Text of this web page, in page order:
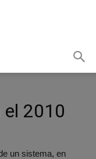
el 2010
un sistema, en